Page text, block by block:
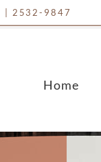
| 2532-9847
Home